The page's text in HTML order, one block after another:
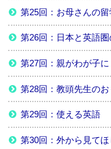
第25回：お母さんの留
第26回：日本と英語
第27回：親がわが子
第28回：教頭先生のお
第29回：使える英語
第30回：外から見て